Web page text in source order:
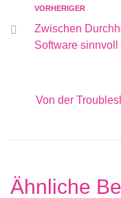
VORHERIGER
Zwischen
Software
Von der
Ähnliche